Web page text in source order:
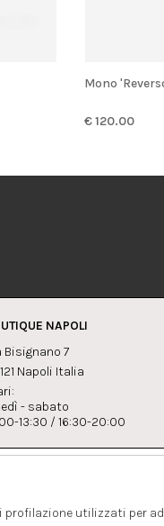
Mono
€ 120.00
NAPOLI
Bisignano 7
Napoli Italia
- sabato
13:30 / 16:30-20:00
profilazione utilizzati per